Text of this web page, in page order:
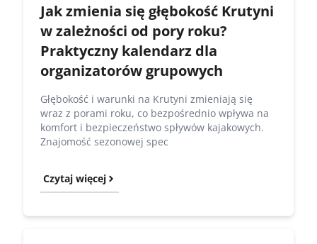
Jak zmienia się głębokość Krutyni
w zależności od pory roku?
Praktyczny kalendarz dla
organizatorów grupowych
Głębokość i warunki na Krutyni zmieniają się
wraz z porami roku, co bezpośrednio wpływa na
komfort i bezpieczeństwo spływów kajakowych.
Znajomość sezonowej spec
Czytaj więcej